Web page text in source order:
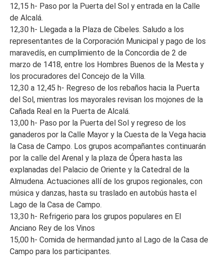
12,15 h- Paso por la Puerta del Sol y entrada en la Calle
de Alcalá.
12,30 h- Llegada a la Plaza de Cibeles. Saludo a los
representantes de la Corporación Municipal y pago de los
maravedís, en cumplimiento de la Concordia de 2 de
marzo de 1418, entre los Hombres Buenos de la Mesta y
los procuradores del Concejo de la Villa.
12,30 a 12,45 h- Regreso de los rebaños hacia la Puerta
del Sol, mientras los mayorales revisan los mojones de la
Cañada Real en la Puerta de Alcalá.
13,00 h- Paso por la Puerta del Sol y regreso de los
ganaderos por la Calle Mayor y la Cuesta de la Vega hacia
la Casa de Campo. Los grupos acompañantes continuarán
por la calle del Arenal y la plaza de Ópera hasta las
explanadas del Palacio de Oriente y la Catedral de la
Almudena. Actuaciones allí de los grupos regionales, con
música y danzas, hasta su traslado en autobús hasta el
Lago de la Casa de Campo.
13,30 h- Refrigerio para los grupos populares en El
Anciano Rey de los Vinos
15,00 h- Comida de hermandad junto al Lago de la Casa de
Campo para los participantes.